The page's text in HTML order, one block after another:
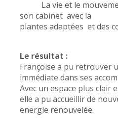
La vie et le
son cabinet avec la
plantes adaptées et des
Le résultat :
Françoise a pu retrouver
immédiate dans ses
Avec un espace plus clair
elle a pu accueillir de
energie renouvelée.